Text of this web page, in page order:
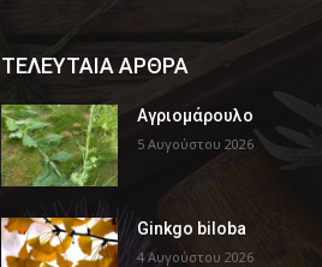
ΤΕΛΕΥΤΑΙΑ ΑΡΘΡΑ
Αγριομάρουλο
5 Αυγούστου 2026
Ginkgo biloba
4 Αυγούστου 2026